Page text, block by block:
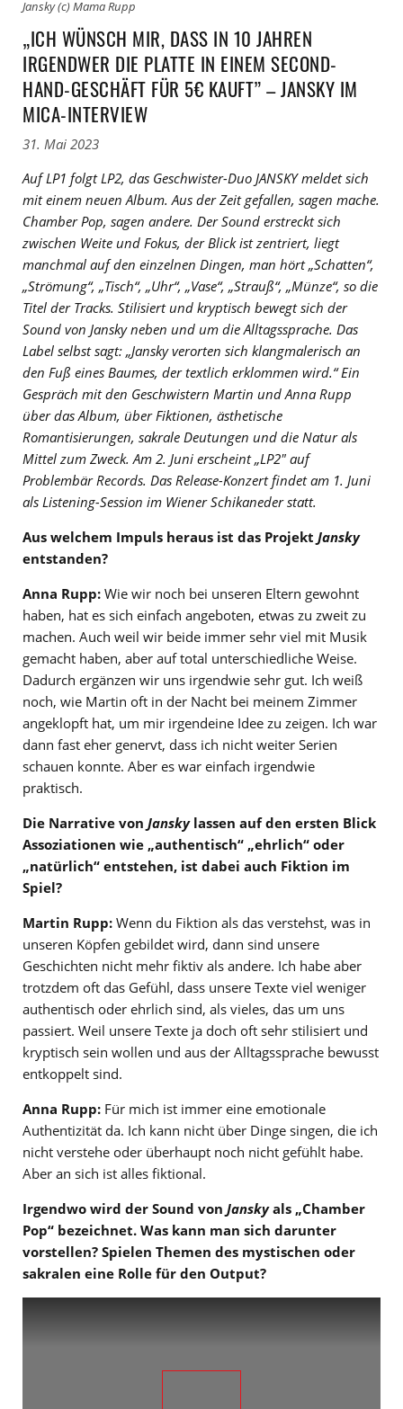
Jansky (c) Mama Rupp
„ICH WÜNSCH MIR, DASS IN 10 JAHREN
IRGENDWER DIE PLATTE IN EINEM SECOND-
HAND-GESCHÄFT FÜR 5€ KAUFT” – JANSKY IM
MICA-INTERVIEW
31. Mai 2023
Auf LP1 folgt LP2, das Geschwister-Duo JANSKY meldet sich
mit einem neuen Album. Aus der Zeit gefallen, sagen mache.
Chamber Pop, sagen andere. Der Sound erstreckt sich
zwischen Weite und Fokus, der Blick ist zentriert, liegt
manchmal auf den einzelnen Dingen, man hört „Schatten“,
„Strömung“, „Tisch“, „Uhr“, „Vase“, „Strauß“, „Münze“, so die
Titel der Tracks. Stilisiert und kryptisch bewegt sich der
Sound von Jansky neben und um die Alltagssprache. Das
Label selbst sagt: „Jansky verorten sich klangmalerisch an
den Fuß eines Baumes, der textlich erklommen wird.“ Ein
Gespräch mit den Geschwistern Martin und Anna Rupp
über das Album, über Fiktionen, ästhetische
Romantisierungen, sakrale Deutungen und die Natur als
Mittel zum Zweck. Am 2. Juni erscheint „LP2″ auf
Problembär Records. Das Release-Konzert findet am 1. Juni
als Listening-Session im Wiener Schikaneder statt.
Aus welchem Impuls heraus ist das Projekt Jansky
entstanden?
Anna Rupp: Wie wir noch bei unseren Eltern gewohnt
haben, hat es sich einfach angeboten, etwas zu zweit zu
machen. Auch weil wir beide immer sehr viel mit Musik
gemacht haben, aber auf total unterschiedliche Weise.
Dadurch ergänzen wir uns irgendwie sehr gut. Ich weiß
noch, wie Martin oft in der Nacht bei meinem Zimmer
angeklopft hat, um mir irgendeine Idee zu zeigen. Ich war
dann fast eher genervt, dass ich nicht weiter Serien
schauen konnte. Aber es war einfach irgendwie
praktisch.
Die Narrative von Janskylassen auf den ersten Blick
Assoziationen wie „authentisch“ „ehrlich“ oder
„natürlich“ entstehen, ist dabei auch Fiktion im
Spiel?
Martin Rupp: Wenn du Fiktion als das verstehst, was in
unseren Köpfen gebildet wird, dann sind unsere
Geschichten nicht mehr fiktiv als andere. Ich habe aber
trotzdem oft das Gefühl, dass unsere Texte viel weniger
authentisch oder ehrlich sind, als vieles, das um uns
passiert. Weil unsere Texte ja doch oft sehr stilisiert und
kryptisch sein wollen und aus der Alltagssprache bewusst
entkoppelt sind.
Anna Rupp: Für mich ist immer eine emotionale
Authentizität da. Ich kann nicht über Dinge singen, die ich
nicht verstehe oder überhaupt noch nicht gefühlt habe.
Aber an sich ist alles fiktional.
Irgendwo wird der Sound von Janskyals „Chamber
Pop“ bezeichnet. Was kann man sich darunter
vorstellen? Spielen Themen des mystischen oder
sakralen eine Rolle für den Output?